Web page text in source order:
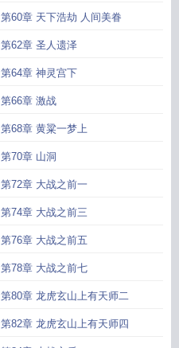
第60章 天下浩劫 人间美眷
第62章 圣人遗泽
第64章 神灵宫下
第66章 激战
第68章 黄粱一梦上
第70章 山洞
第72章 大战之前一
第74章 大战之前三
第76章 大战之前五
第78章 大战之前七
第80章 龙虎玄山上有天师二
第82章 龙虎玄山上有天师四